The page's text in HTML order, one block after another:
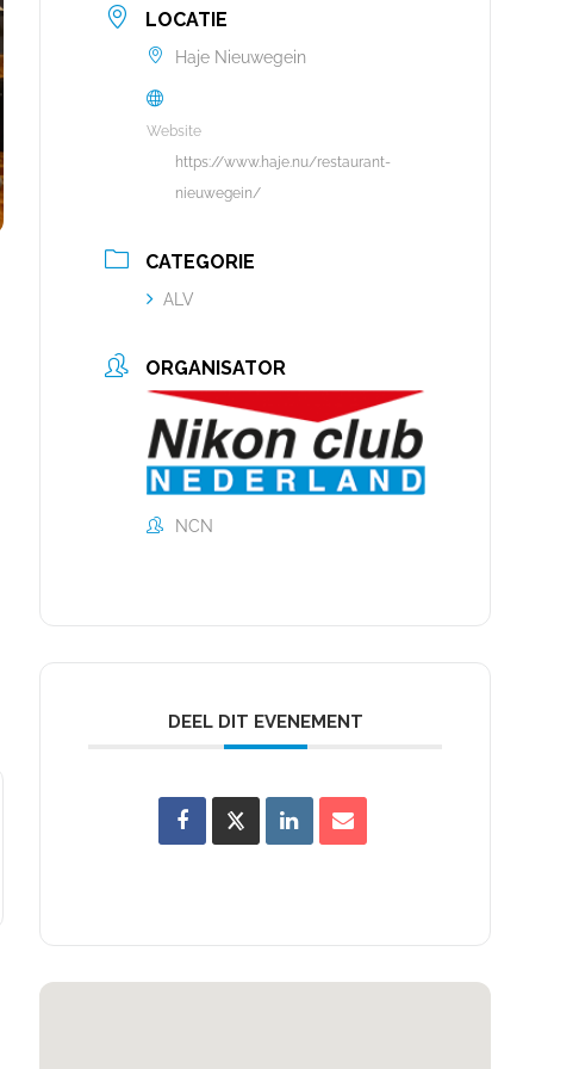
LOCATIE
Haje Nieuwegein
Website
https://www.haje.nu/restaurant-
nieuwegein/
CATEGORIE
ALV
ORGANISATOR
NCN
DEEL DIT EVENEMENT